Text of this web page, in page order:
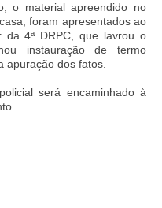
o material apreendido no
foram apresentados ao
da 4ª DRPC, que lavrou o
instauração de termo
apuração dos fatos.
será encaminhado à